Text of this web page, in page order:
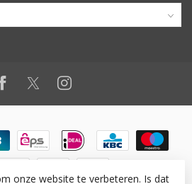
onze website te verbeteren. Is dat